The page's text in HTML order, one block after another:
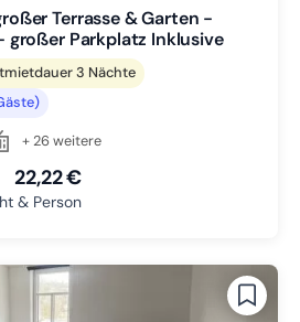
Terrasse & Garten -
Parkplatz Inklusive
3 Nächte
+ 26 weitere
22,22 €
& Person